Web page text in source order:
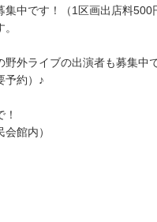
集中です！（1区画出店料500
野外ライブの出演者も募集中
予約）♪
館内）